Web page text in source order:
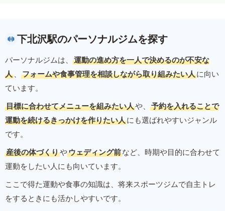
下北沢駅のパーソナルジムを探す
パーソナルジムは、
運動の進め方を一人で決めるのが不安な
人 、 フォームや食事管理を相談しながら取り組みたい人に向い
ています。
目標に合わせてメニューを組みたい人や、
予約を入れることで
運動を続けるきっかけを作りたい人にも選ばれやすいジャンル
です。
産後の体づくりやウェディング前など、時期や目的に合わせて
運動をしたい人にも向いています。
ここで得た運動や食事の知識は、将来スポーツジムで自主トレ
をするときにも活かしやすいです。